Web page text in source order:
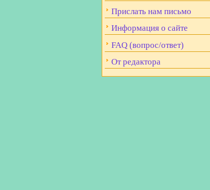
Прислать нам письмо
Информация о сайте
FAQ (вопрос/ответ)
От редактора